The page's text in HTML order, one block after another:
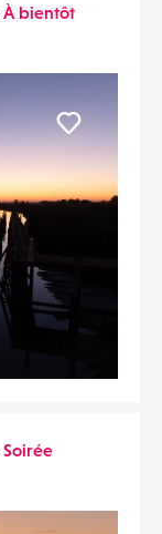
À bientôt
Soirée